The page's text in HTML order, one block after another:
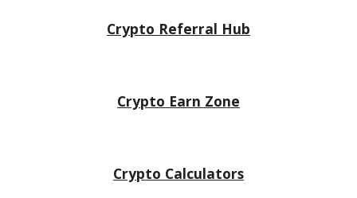
Crypto Referral Hub
Crypto Earn Zone
Crypto Calculators